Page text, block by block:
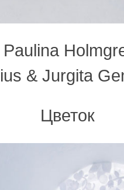
& Jurgita
Цветок